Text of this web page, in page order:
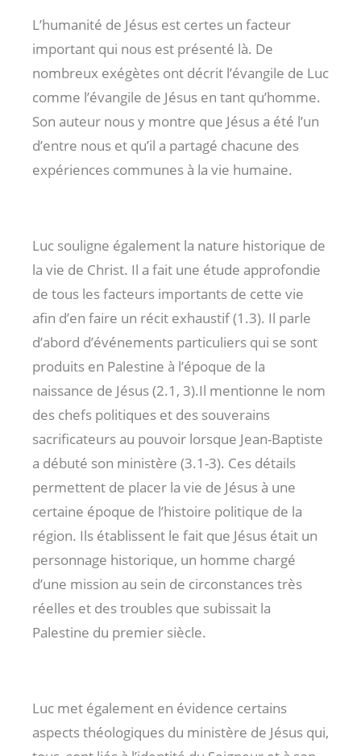
L’humanité de Jésus est certes un facteur
important qui nous est présenté là. De
nombreux exégètes ont décrit l’évangile de Luc
comme l’évangile de Jésus en tant qu’homme.
Son auteur nous y montre que Jésus a été l’un
d’entre nous et qu’il a partagé chacune des
expériences communes à la vie humaine.
Luc souligne également la nature historique de
la vie de Christ. Il a fait une étude approfondie
de tous les facteurs importants de cette vie
afin d’en faire un récit exhaustif (1.3). Il parle
d’abord d’événements particuliers qui se sont
produits en Palestine à l’époque de la
naissance de Jésus (2.1, 3).Il mentionne le nom
des chefs politiques et des souverains
sacrificateurs au pouvoir lorsque Jean-Baptiste
a débuté son ministère (3.1-3). Ces détails
permettent de placer la vie de Jésus à une
certaine époque de l’histoire politique de la
région. Ils établissent le fait que Jésus était un
personnage historique, un homme chargé
d’une mission au sein de circonstances très
réelles et des troubles que subissait la
Palestine du premier siècle.
Luc met également en évidence certains
aspects théologiques du ministère de Jésus qui,